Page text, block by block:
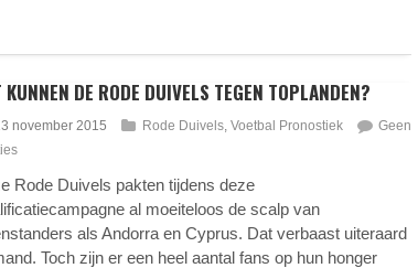
KUNNEN DE RODE DUIVELS TEGEN TOPLANDEN?
november 2015 Rode Duivels, Voetbal Pronostiek
Geen
Rode Duivels pakten tijdens deze
al moeiteloos de scalp van
als Andorra en Cyprus. Dat verbaast uiteraard
Toch zijn er een heel aantal fans op hun honger